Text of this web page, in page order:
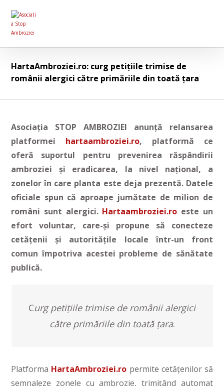
HartaAmbroziei.ro: curg petițiile trimise de
românii alergici către primăriile din toată țara
Asociația STOP AMBROZIEI anunță relansarea
platformei hartaambroziei.ro, platformă ce
oferă suportul pentru prevenirea răspândirii
ambroziei și eradicarea, la nivel național, a
zonelor în care planta este deja prezentă. Datele
oficiale spun că aproape jumătate de milion de
români sunt alergici. Hartaambroziei.ro este un
efort voluntar, care-și propune să conecteze
cetățenii și autoritățile locale într-un front
comun împotriva acestei probleme de sănătate
publică.
Curg petițiile trimise de românii alergici
către primăriile din toată țara.
Platforma HartaAmbroziei.ro permite cetățenilor să
semnaleze zonele cu ambrozie, trimițând automat